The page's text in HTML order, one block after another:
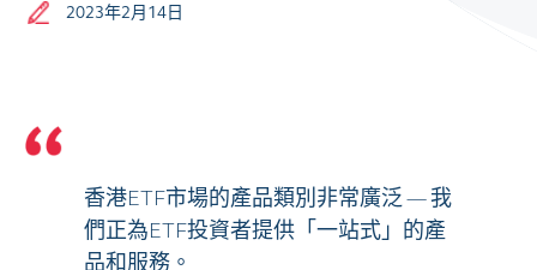
2023年2月14日
香港ETF市場的產品類別非常廣泛 — 我
們正為ETF投資者提供「一站式」的產
品和服務。